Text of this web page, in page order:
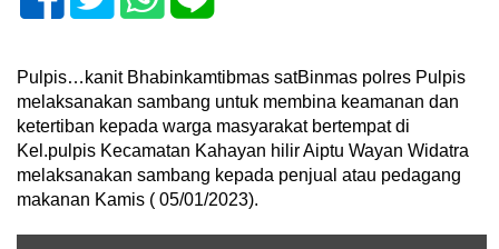
Pulpis…kanit Bhabinkamtibmas satBinmas polres Pulpis
melaksanakan sambang untuk membina keamanan dan
ketertiban kepada warga masyarakat bertempat di
Kel.pulpis Kecamatan Kahayan hilir Aiptu Wayan Widatra
melaksanakan sambang kepada penjual atau pedagang
makanan Kamis ( 05/01/2023).